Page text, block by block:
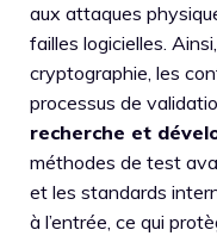
aux attaques
failles logicielles.
cryptographie, les
processus de
recherche et
méthodes de test
et les standards
à l’entrée, ce qui